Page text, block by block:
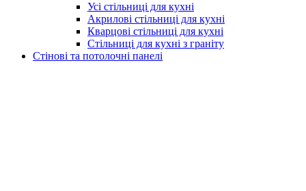
Усі стільниці для кухні
Акрилові стільниці для кухні
Кварцові стільниці для кухні
Стільниці для кухні з граніту
Стінові та потолочні панелі